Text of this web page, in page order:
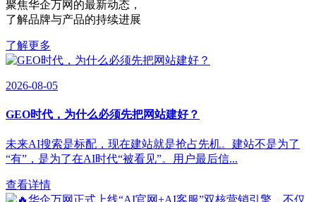
聚焦华企万网的最新动态 ，
了解品牌与产品的持续进展
了解更多
2026-08-05
GEO时代，为什么必须先把网站建好？
未来AI搜索是标配，现在建站就是抢占先机。建站不是为了
“有”，是为了在AI时代“被看见”。用户最后信...
查看详情